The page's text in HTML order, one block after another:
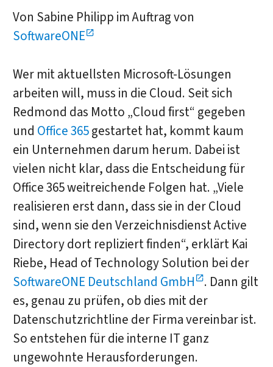
Von Sabine Philipp im Auftrag von
SoftwareONE
Wer mit aktuellsten Microsoft-Lösungen
arbeiten will, muss in die Cloud. Seit sich
Redmond das Motto „Cloud first“ gegeben
und Office 365gestartet hat, kommt kaum
ein Unternehmen darum herum. Dabei ist
vielen nicht klar, dass die Entscheidung für
Office 365 weitreichende Folgen hat. „Viele
realisieren erst dann, dass sie in der Cloud
sind, wenn sie den Verzeichnisdienst Active
Directory dort repliziert finden“, erklärt Kai
Riebe, Head of Technology Solution bei der
SoftwareONE Deutschland GmbH
. Dann gilt
es, genau zu prüfen, ob dies mit der
Datenschutzrichtline der Firma vereinbar ist.
So entstehen für die interne IT ganz
ungewohnte Herausforderungen.